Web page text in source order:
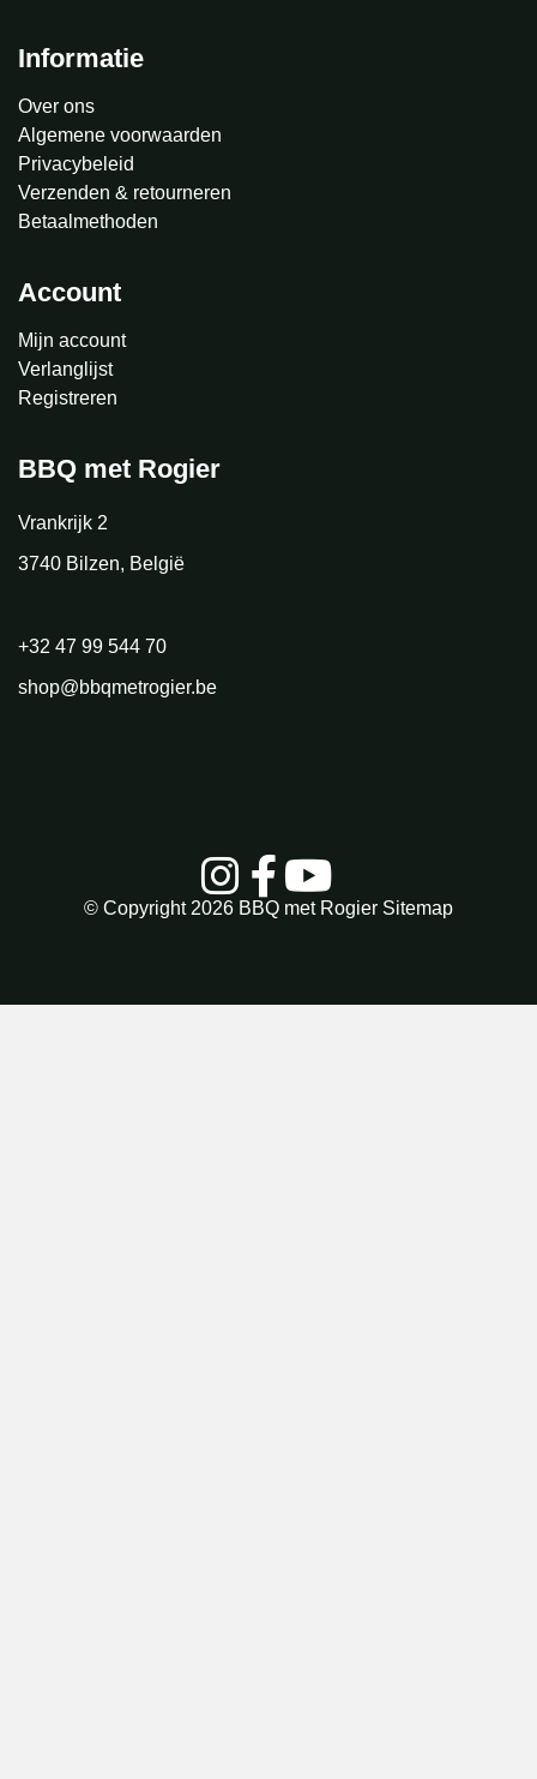
Informatie
Over ons
Algemene voorwaarden
Privacybeleid
Verzenden & retourneren
Betaalmethoden
Account
Mijn account
Verlanglijst
Registreren
BBQ met Rogier
Vrankrijk 2
3740 Bilzen, België
+32 47 99 544 70
shop@bbqmetrogier.be
© Copyright 2026 BBQ met Rogier Sitemap